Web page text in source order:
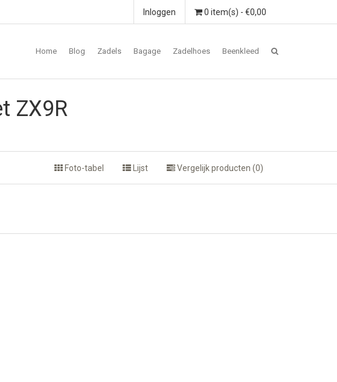
0 item(s) - €0,00
Inloggen
Home Blog Zadels Bagage Zadelhoes Beenkleed
ZX9R
Foto-tabel Lijst Vergelijk producten (0)